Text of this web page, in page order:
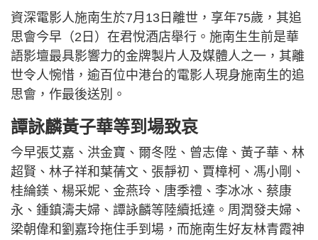
資深電影人施南生於7月13日離世，享年75歲，其追
思會今早（2日）在君悅酒店舉行。施南生生前是華
語影壇最具影響力的金牌製片人及媒體人之一，其離
世令人惋惜，逾百位中港台的電影人現身施南生的追
思會，作最後送別。
譚詠麟黃子華等到場致哀
今早張艾嘉、洪金寶、爾冬陞、曾志偉、黃子華、林
超賢、林子祥和葉蒨文、張靜初、賈樟柯、馮小剛、
桂綸鎂、楊采妮、金燕玲、唐季禮、李冰冰、蔡康
永、鍾鎮濤夫婦、譚詠麟等陸續抵達。周潤發夫婦、
梁朝偉和劉嘉玲拖住手到場，而施南生好友林青霞神